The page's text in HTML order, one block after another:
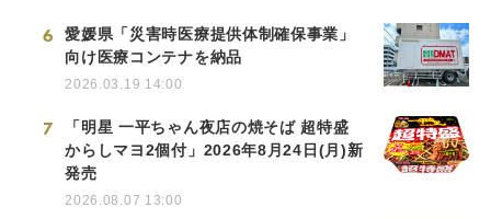
6
愛媛県「災害時医療提供体制確保事業」
向け医療コンテナを納品
2026.03.19 14:00
7
「明星 一平ちゃん夜店の焼そば 超特盛
からしマヨ2個付」2026年8月24日(月)新
発売
2026.08.07 13:00